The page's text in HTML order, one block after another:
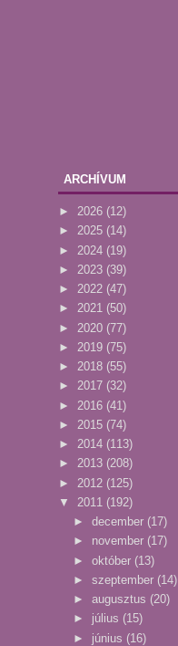
ARCHÍVUM
► 2026 (12)
► 2025 (14)
► 2024 (19)
► 2023 (39)
► 2022 (47)
► 2021 (50)
► 2020 (77)
► 2019 (75)
► 2018 (55)
► 2017 (32)
► 2016 (41)
► 2015 (74)
► 2014 (113)
► 2013 (208)
► 2012 (125)
▼ 2011 (192)
► december (17)
► november (17)
► október (13)
► szeptember (14)
► augusztus (20)
► július (15)
► június (16)